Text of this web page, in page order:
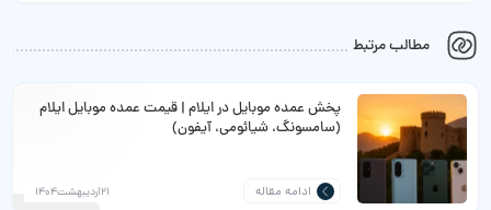
مطالب مرتبط
پخش عمده موبایل در ایلام | قیمت عمده موبایل ایلام
(سامسونگ، شیائومی، آیفون)
ادامه مقاله 21اردیبهشت1404